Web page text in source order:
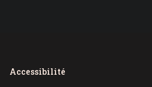
Accessibilité